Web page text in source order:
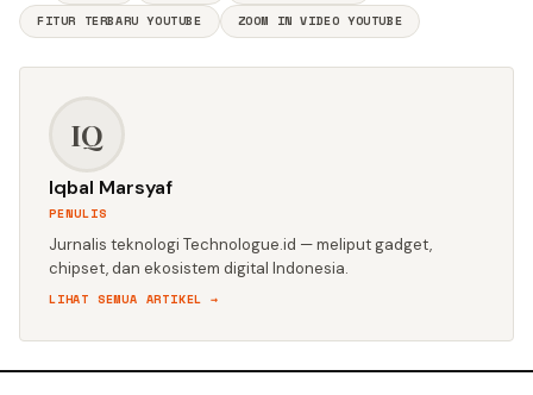
FITUR TERBARU YOUTUBE
ZOOM IN VIDEO YOUTUBE
IQ
Iqbal Marsyaf
PENULIS
Jurnalis teknologi Technologue.id — meliput gadget,
chipset, dan ekosistem digital Indonesia.
LIHAT SEMUA ARTIKEL →